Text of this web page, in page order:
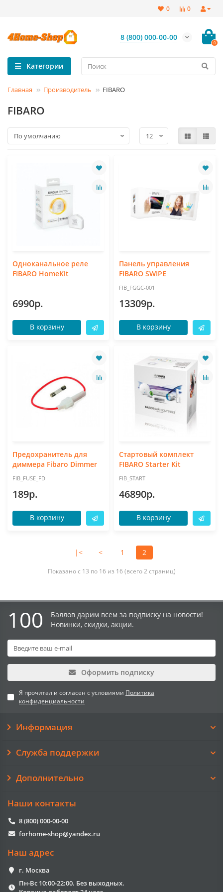
0
0
8 (800) 000-00-00
0
Категории
Главная Производитель FIBARO
FIBARO
Одноканальное реле
FIBARO HomeKit
6990р.
В корзину
Панель управления
FIBARO SWIPE
FIB_FGGC-001
13309р.
В корзину
Предохранитель для
диммера Fibaro Dimmer
FIB_FUSE_FD
189р.
В корзину
Стартовый комплект
FIBARO Starter Kit
FIB_START
46890р.
В корзину
|< < 1 2
Показано с 13 по 16 из 16 (всего 2 страниц)
100
Баллов дарим всем за подписку на новости!
Новинки, скидки, акции.
Оформить подписку
Я прочитал и согласен с условиями Политика
конфиденциальности
Информация
Служба поддержки
Дополнительно
Наши контакты
8 (800) 000-00-00
forhome-shop@yandex.ru
Наш адрес
г. Москва
Пн-Вс 10:00-22:00. Без выходных.